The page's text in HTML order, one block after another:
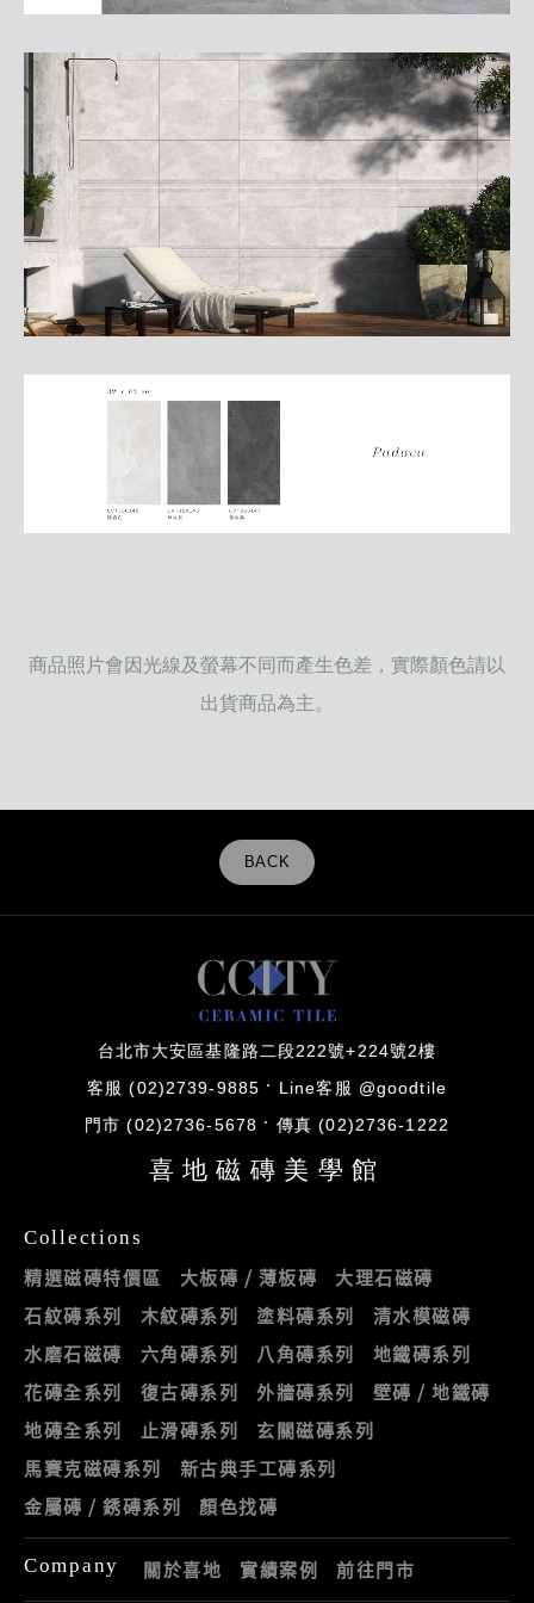
商品照片會因光線及螢幕不同而產生色差，實際顏色請以
出貨商品為主。
BACK
台北市大安區基隆路二段222號+224號2樓
客服 (02)2739-9885 Line客服 @goodtile
門市 (02)2736-5678 傳真 (02)2736-1222
喜地磁磚美學館
Collections
精選磁磚特價區 大板磚 / 薄板磚
大理石磁磚
石紋磚系列
木紋磚系列 塗料磚系列
清水模磁磚
水磨石磁磚
六角磚系列 八角磚系列
地鐵磚系列
花磚全系列
復古磚系列 外牆磚系列
壁磚 / 地鐵磚
地磚全系列
止滑磚系列
玄關磁磚系列
馬賽克磁磚系列
新古典手工磚系列
金屬磚 / 銹磚系列
顏色找磚
Company 關於喜地 實績案例 前往門市